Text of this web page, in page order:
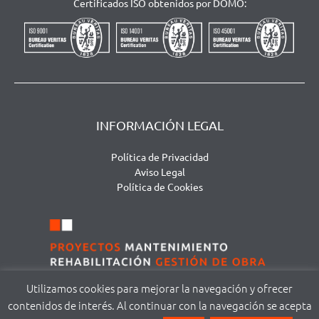
Certificados ISO obtenidos por DOMO:
INFORMACIÓN LEGAL
Política de Privacidad
Aviso Legal
Política de Cookies
DOMA MODUS S.L. | Avda. San Agustín, 111 – local 1 | 37005 Salamanca |
Utilizamos cookies para mejorar la navegación y ofrecer
contenidos de interés. Al continuar con la navegación se acepta